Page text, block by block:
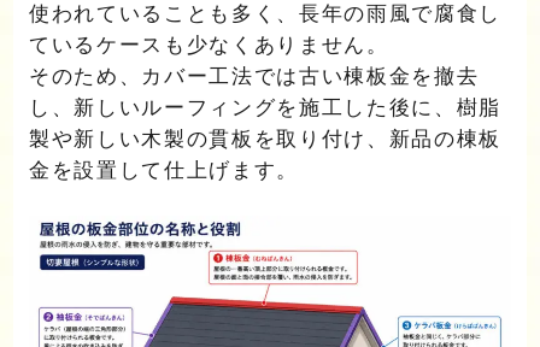
使われていることも多く、長年の雨風で腐食し
ているケースも少なくありません。
そのため、カバー工法では古い棟板金を撤去
し、新しいルーフィングを施工した後に、樹脂
製や新しい木製の貫板を取り付け、新品の棟板
金を設置して仕上げます。